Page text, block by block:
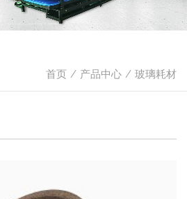
首页 产品中心 玻璃耗材